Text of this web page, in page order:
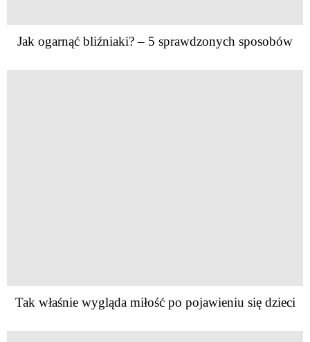
Jak ogarnąć bliźniaki? – 5 sprawdzonych sposobów
Tak właśnie wygląda miłość po pojawieniu się dzieci